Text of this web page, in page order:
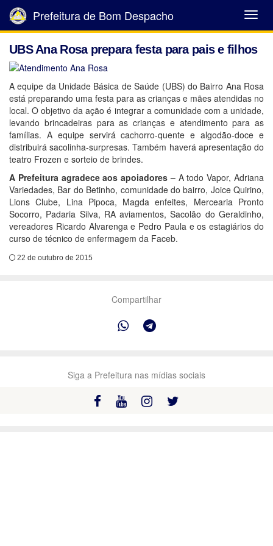
Abrir
Menu
Prefeitura de Bom Despacho
UBS Ana Rosa prepara festa para pais e filhos
A equipe da Unidade Básica de Saúde (UBS) do Bairro Ana Rosa
está preparando uma festa para as crianças e mães atendidas no
local. O objetivo da ação é integrar a comunidade com a unidade,
levando brincadeiras para as crianças e atendimento para as
famílias. A equipe servirá cachorro-quente e algodão-doce e
distribuirá sacolinha-surpresas. Também haverá apresentação do
teatro Frozen e sorteio de brindes.
A Prefeitura agradece aos apoiadores –A todo Vapor, Adriana
Variedades, Bar do Betinho, comunidade do bairro, Joice Quirino,
Lions Clube, Lina Pipoca, Magda enfeites, Mercearia Pronto
Socorro, Padaria Silva, RA aviamentos, Sacolão do Geraldinho,
vereadores Ricardo Alvarenga e Pedro Paula e os estagiários do
curso de técnico de enfermagem da Faceb.
22 de outubro de 2015
Compartilhar
Siga a Prefeitura nas mídias sociais